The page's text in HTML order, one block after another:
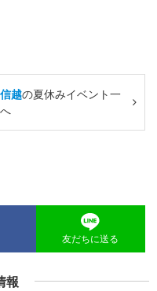
越の夏休みイベント一
友だちに送る
報